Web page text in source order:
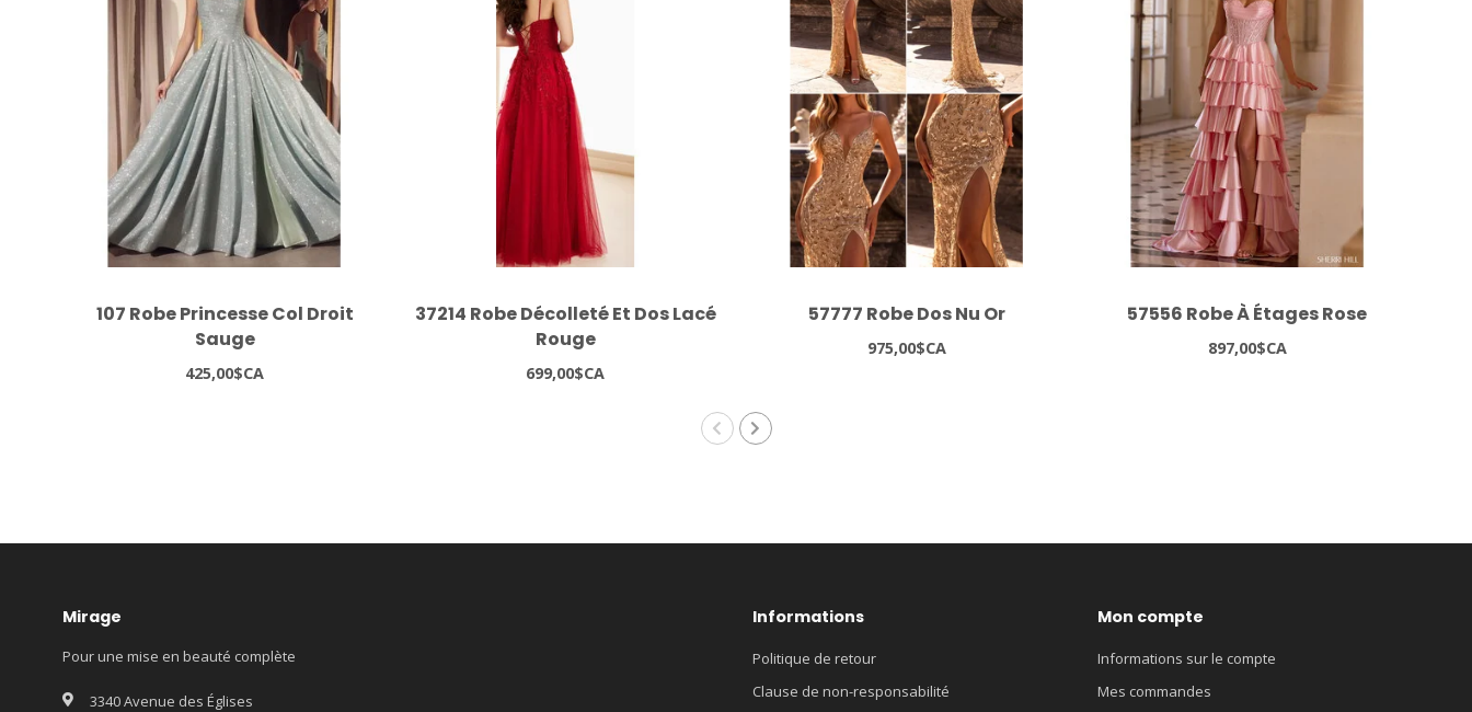
107 Robe Princesse Col Droit
Sauge
425,00$CA
37214 Robe Décolleté Et Dos Lacé
Rouge
699,00$CA
57777 Robe Dos Nu Or
975,00$CA
57556 Robe À Étages Rose
897,00$CA
Mirage
Pour une mise en beauté complète
3340 Avenue des Églises
Informations
Politique de retour
Clause de non-responsabilité
Mon compte
Informations sur le compte
Mes commandes